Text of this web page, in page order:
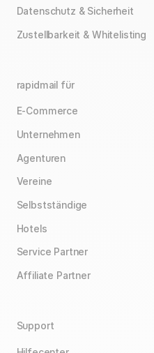
Datenschutz & Sicherheit
Zustellbarkeit & Whitelisting
rapidmail für
E-Commerce
Unternehmen
Agenturen
Vereine
Selbstständige
Hotels
Service Partner
Affiliate Partner
Support